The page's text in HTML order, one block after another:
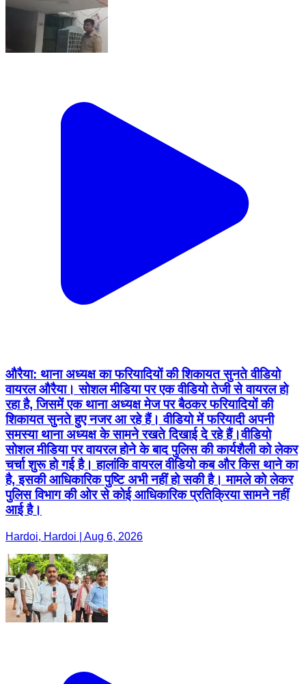
औरैया: थाना अध्यक्ष का फरियादियों की शिकायत सुनते वीडियो
वायरल औरैया। सोशल मीडिया पर एक वीडियो तेजी से वायरल हो
रहा है, जिसमें एक थाना अध्यक्ष मेज पर बैठकर फरियादियों की
शिकायत सुनते हुए नजर आ रहे हैं। वीडियो में फरियादी अपनी
समस्या थाना अध्यक्ष के सामने रखते दिखाई दे रहे हैं।वीडियो
सोशल मीडिया पर वायरल होने के बाद पुलिस की कार्यशैली को लेकर
चर्चा शुरू हो गई है। हालांकि वायरल वीडियो कब और किस थाने का
है, इसकी आधिकारिक पुष्टि अभी नहीं हो सकी है। मामले को लेकर
पुलिस विभाग की ओर से कोई आधिकारिक प्रतिक्रिया सामने नहीं
आई है।
Hardoi, Hardoi | Aug 6, 2026